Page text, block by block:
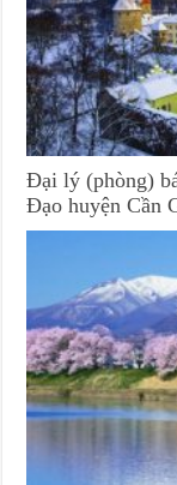
Đại lý (phòng)
Đạo huyện Cần